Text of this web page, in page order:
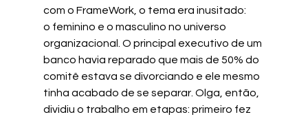
com o FrameWork, o tema era inusitado:
o feminino e o masculino no universo
organizacional. O principal executivo de um
banco havia reparado que mais de 50% do
comitê estava se divorciando e ele mesmo
tinha acabado de se separar. Olga, então,
dividiu o trabalho em etapas: primeiro fez